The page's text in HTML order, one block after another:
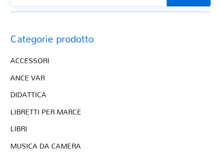
Categorie prodotto
ACCESSORI
ANCE VAR
DIDATTICA
LIBRETTI PER MARCE
LIBRI
MUSICA DA CAMERA